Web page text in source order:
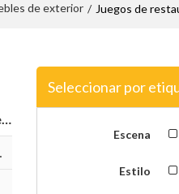
de exterior / Juegos de
Seleccionar por
Escena
Estilo